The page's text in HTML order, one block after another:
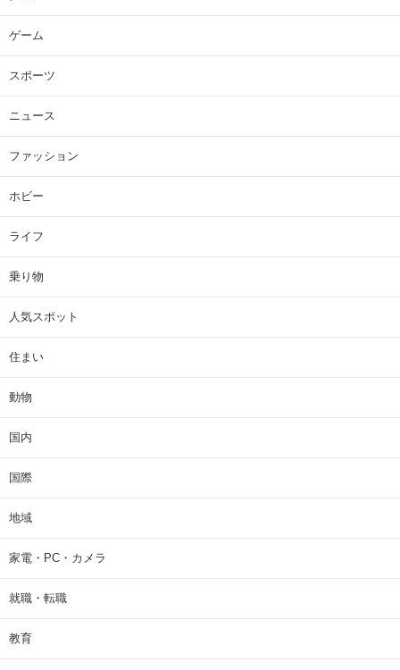
ゲーム
スポーツ
ニュース
ファッション
ホビー
ライフ
乗り物
人気スポット
住まい
動物
国内
国際
地域
家電・PC・カメラ
就職・転職
教育